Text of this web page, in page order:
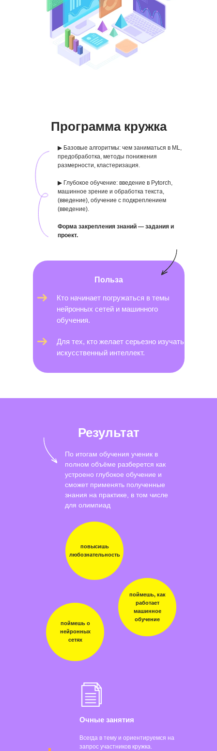
Программа кружка
▶ Базовые алгоритмы: чем заниматься в ML,
предобработка, методы понижения
размерности, кластеризация.
▶ Глубокое обучение: введение в Pytorch,
машинное зрение и обработка текста,
(введение), обучение с подкреплением
(введение).
Форма закрепления знаний — задания и
проект.
Польза
Кто начинает погружаться в темы
нейронных сетей и машинного
обучения.
Для тех, кто желает серьезно изучать
искусственный интеллект.
Результат
По итогам обучения ученик в
полном объёме разберется как
устроено глубокое обучение и
сможет применять полученные
знания на практике, в том числе
для олимпиад
поймешь, как
работает
машинное
обучение
поймешь о
нейронных
сетях
повысишь
любознательность
Очные занятия
Всегда в тему и ориентируемся на
запрос участников кружка.